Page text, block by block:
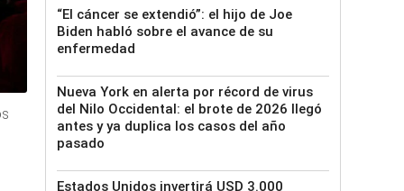
“El cáncer se extendió”: el hijo de Joe
Biden habló sobre el avance de su
enfermedad
Nueva York en alerta por récord de virus
del Nilo Occidental: el brote de 2026 llegó
antes y ya duplica los casos del año
pasado
Estados Unidos invertirá USD 3.000